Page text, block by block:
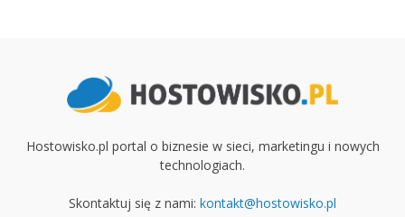
Hostowisko.pl portal o biznesie w sieci, marketingu i nowych
technologiach.
Skontaktuj się z nami: kontakt@hostowisko.pl